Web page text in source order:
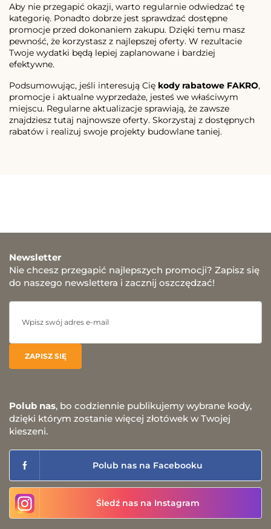
Aby nie przegapić okazji, warto regularnie odwiedzać tę
kategorię. Ponadto dobrze jest sprawdzać dostępne
promocje przed dokonaniem zakupu. Dzięki temu masz
pewność, że korzystasz z najlepszej oferty. W rezultacie
Twoje wydatki będą lepiej zaplanowane i bardziej
efektywne.
Podsumowując, jeśli interesują Cię kody rabatowe FAKRO,
promocje i aktualne wyprzedaże, jesteś we właściwym
miejscu. Regularne aktualizacje sprawiają, że zawsze
znajdziesz tutaj najnowsze oferty. Skorzystaj z dostępnych
rabatów i realizuj swoje projekty budowlane taniej.
Newsletter
Nie chcesz przegapić najlepszych promocji? Zapisz się
do naszego newslettera i zacznij oszczędzać!
Polub nas, bo codziennie publikujemy wybrane kody,
dzięki którym zostanie więcej złotówek w Twojej
kieszeni.
Polub nas na Facebooku
Śledź nas na Instagram